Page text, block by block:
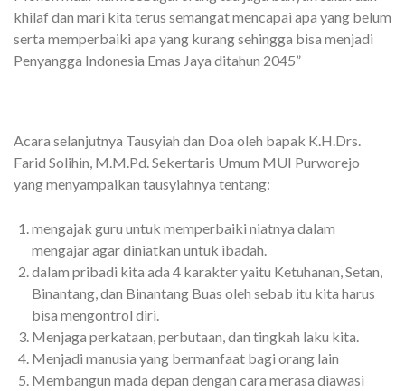
khilaf dan mari kita terus semangat mencapai apa yang belum
serta memperbaiki apa yang kurang sehingga bisa menjadi
Penyangga Indonesia Emas Jaya ditahun 2045”
Acara selanjutnya Tausyiah dan Doa oleh bapak K.H.Drs.
Farid Solihin, M.M.Pd. Sekertaris Umum MUI Purworejo
yang menyampaikan tausyiahnya tentang:
mengajak guru untuk memperbaiki niatnya dalam
mengajar agar diniatkan untuk ibadah.
dalam pribadi kita ada 4 karakter yaitu Ketuhanan, Setan,
Binantang, dan Binantang Buas oleh sebab itu kita harus
bisa mengontrol diri.
Menjaga perkataan, perbutaan, dan tingkah laku kita.
Menjadi manusia yang bermanfaat bagi orang lain
Membangun mada depan dengan cara merasa diawasi